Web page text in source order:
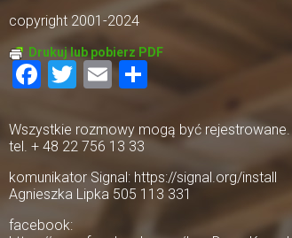
copyright 2001-2024
Drukuj lub pobierz PDF
Facebook
Twitter
EmailShare
Wszystkie rozmowy mogą być
tel. + 48 22 756 13 33
komunikator Signal: https://signal.org/install
Agnieszka Lipka 505 113 331
facebook: